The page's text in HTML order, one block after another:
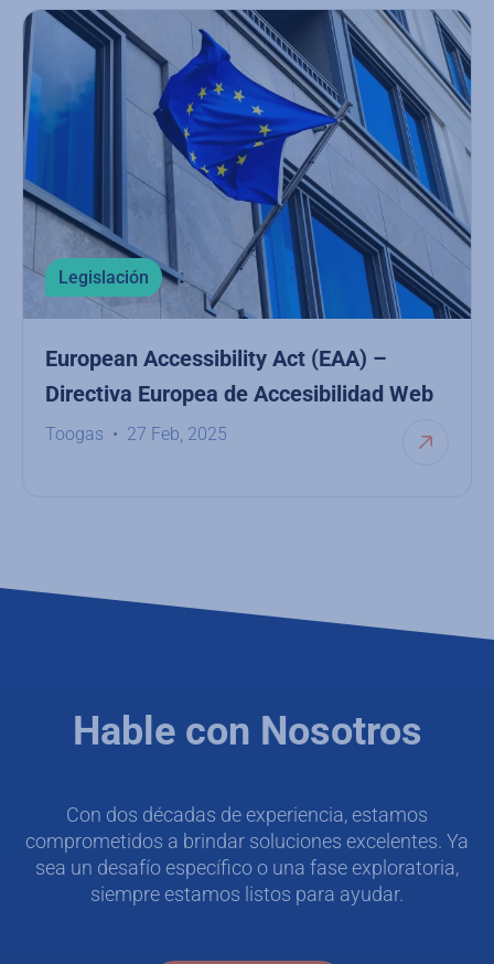
Legislación
European Accessibility Act (EAA) –
Directiva Europea de Accesibilidad Web
Toogas 27 Feb, 2025
Hable con Nosotros
Con dos décadas de experiencia, estamos
comprometidos a brindar soluciones excelentes. Ya
sea un desafío específico o una fase exploratoria,
siempre estamos listos para ayudar.